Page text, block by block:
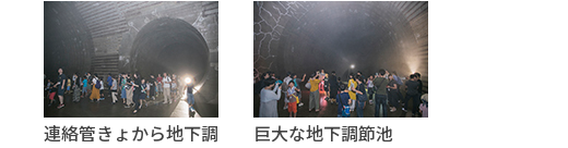
連絡管きょから地下調
巨大な地下調節池